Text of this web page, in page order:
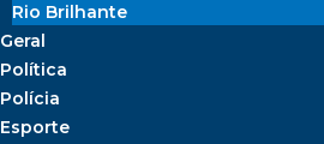
Rio Brilhante
Geral
Política
Polícia
Esporte